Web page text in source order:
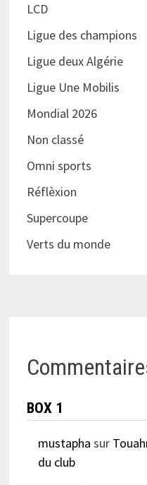
LCD
Ligue des champions
Ligue deux Algérie
Ligue Une Mobilis
Mondial 2026
Non classé
Omni sports
Réflèxion
Supercoupe
Verts du monde
BOX 1
mustapha sur
du club